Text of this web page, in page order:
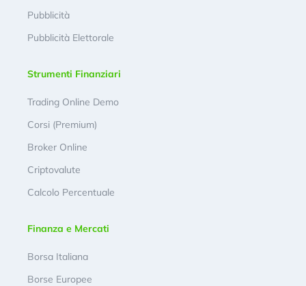
Pubblicità
Pubblicità Elettorale
Strumenti Finanziari
Trading Online Demo
Corsi (Premium)
Broker Online
Criptovalute
Calcolo Percentuale
Finanza e Mercati
Borsa Italiana
Borse Europee